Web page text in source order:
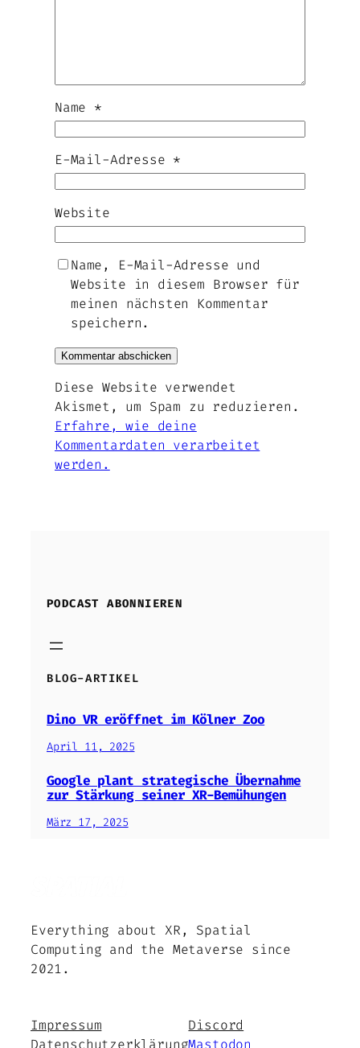
Name *
E-Mail-Adresse *
Website
Name, E-Mail-Adresse und
Website in diesem Browser für
meinen nächsten Kommentar
speichern.
Diese Website verwendet
Akismet, um Spam zu reduzieren.
Erfahre, wie deine
Kommentardaten verarbeitet
werden.
PODCAST ABONNIEREN
BLOG-ARTIKEL
Dino VR eröffnet im Kölner Zoo
April 11, 2025
Google plant strategische Übernahme
zur Stärkung seiner XR-Bemühungen
März 17, 2025
Everything about XR, Spatial
Computing and the Metaverse since
2021.
Impressum
Datenschutzerklärung
Discord
Mastodon